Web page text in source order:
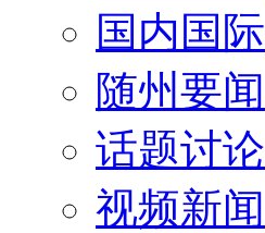
国内国际
随州要闻
话题讨论
视频新闻